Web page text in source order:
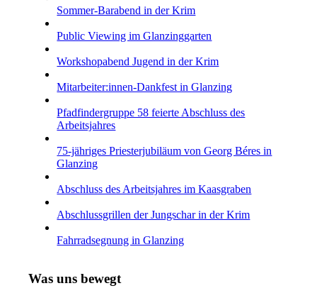
Sommer-Barabend in der Krim
Public Viewing im Glanzinggarten
Workshopabend Jugend in der Krim
Mitarbeiter:innen-Dankfest in Glanzing
Pfadfindergruppe 58 feierte Abschluss des
Arbeitsjahres
75-jähriges Priesterjubiläum von Georg Béres in
Glanzing
Abschluss des Arbeitsjahres im Kaasgraben
Abschlussgrillen der Jungschar in der Krim
Fahrradsegnung in Glanzing
Was uns bewegt